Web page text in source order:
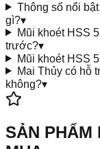
Thông số nổi
gì?▾
Mũi khoét HSS
trước?▾
Mũi khoét HSS
Mai Thủy có hỗ
không?▾
SẢN PHẨM